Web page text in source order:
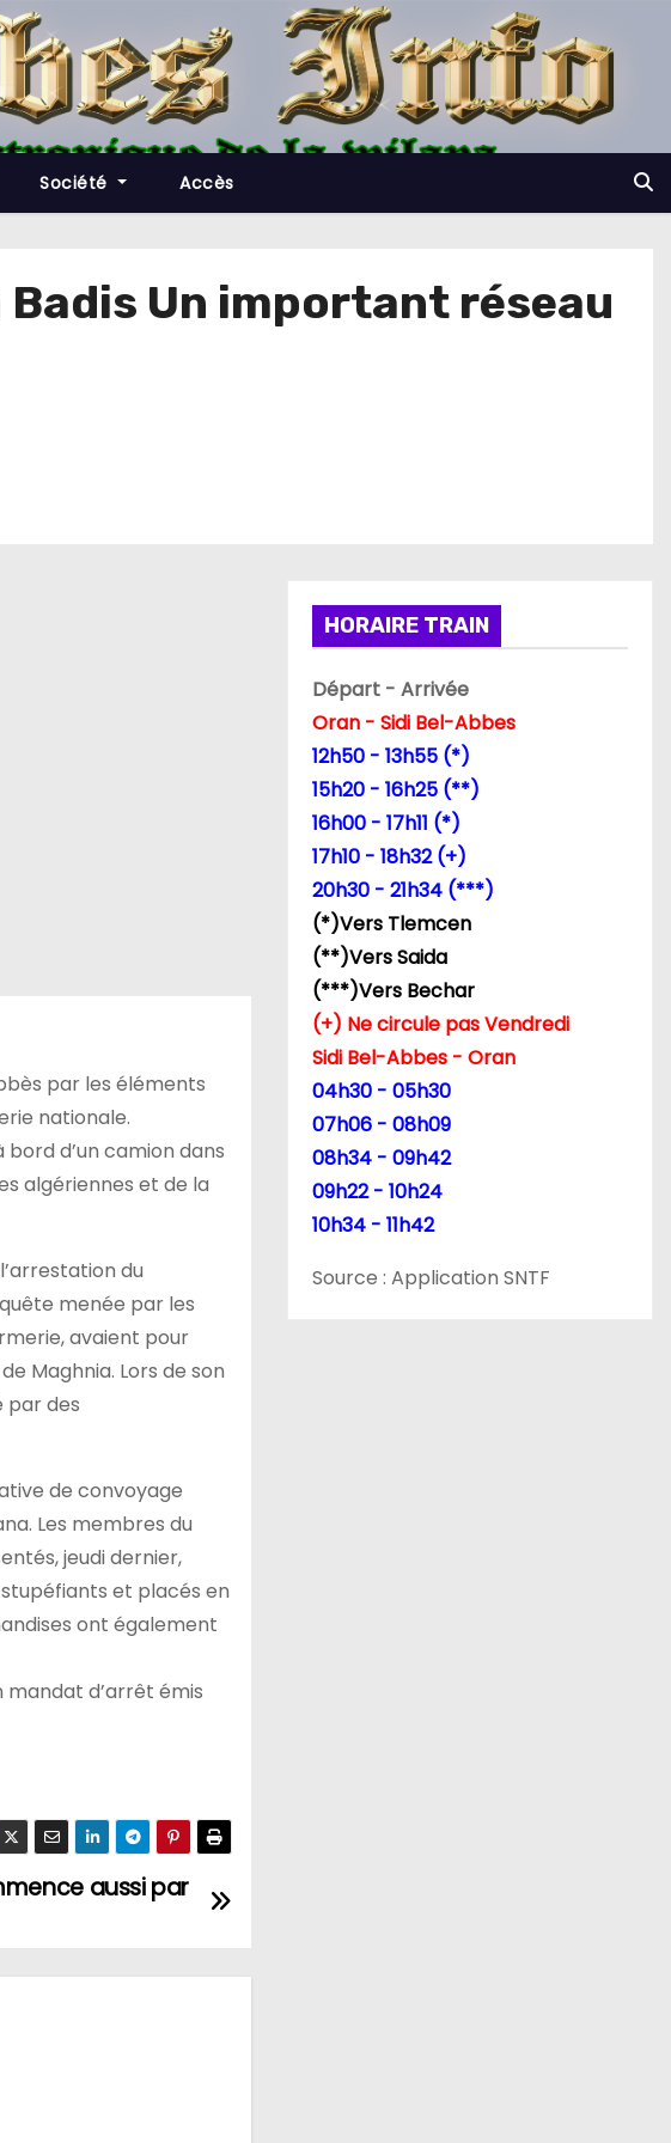
Société Accès
Badis Un important réseau
par les éléments
nationale.
d’un camion dans
algériennes et de la
du
menée par les
avaient pour
Maghnia. Lors de son
par des
de convoyage
Les membres du
jeudi dernier,
et placés en
ont également
mandat d’arrêt émis
aussi par
HORAIRE TRAIN
Départ - Arrivée
Oran - Sidi Bel-Abbes
12h50 - 13h55 (*)
15h20 - 16h25 (**)
16h00 - 17h11 (*)
17h10 - 18h32 (+)
20h30 - 21h34 (***)
(*)Vers Tlemcen
(**)Vers Saida
(***)Vers Bechar
(+) Ne circule pas Vendredi
Sidi Bel-Abbes - Oran
04h30 - 05h30
07h06 - 08h09
08h34 - 09h42
09h22 - 10h24
10h34 - 11h42
Source : Application SNTF